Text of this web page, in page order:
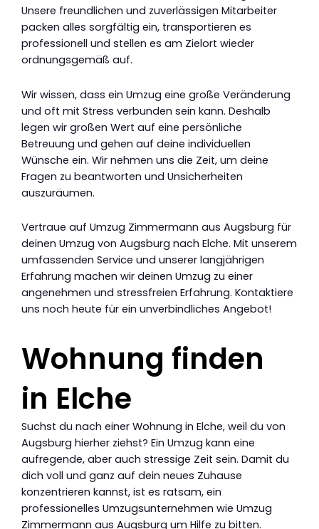
Unsere freundlichen und zuverlässigen Mitarbeiter
packen alles sorgfältig ein, transportieren es
professionell und stellen es am Zielort wieder
ordnungsgemäß auf.
Wir wissen, dass ein Umzug eine große Veränderung
und oft mit Stress verbunden sein kann. Deshalb
legen wir großen Wert auf eine persönliche
Betreuung und gehen auf deine individuellen
Wünsche ein. Wir nehmen uns die Zeit, um deine
Fragen zu beantworten und Unsicherheiten
auszuräumen.
Vertraue auf Umzug Zimmermann aus Augsburg für
deinen Umzug von Augsburg nach Elche. Mit unserem
umfassenden Service und unserer langjährigen
Erfahrung machen wir deinen Umzug zu einer
angenehmen und stressfreien Erfahrung. Kontaktiere
uns noch heute für ein unverbindliches Angebot!
Wohnung finden
in Elche
Suchst du nach einer Wohnung in Elche, weil du von
Augsburg hierher ziehst? Ein Umzug kann eine
aufregende, aber auch stressige Zeit sein. Damit du
dich voll und ganz auf dein neues Zuhause
konzentrieren kannst, ist es ratsam, ein
professionelles Umzugsunternehmen wie Umzug
Zimmermann aus Augsburg um Hilfe zu bitten.